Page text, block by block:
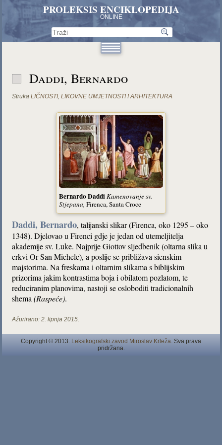
PROLEKSIS ENCIKLOPEDIJA
ONLINE
Daddi, Bernardo
Struka LIČNOSTI,LIKOVNE UMJETNOSTI I ARHITEKTURA
Bernardo DaddiKamenovanje sv.
Stjepana, Firenca, Santa Croce
Daddi, Bernardo, talijanski slikar (Firenca, oko 1295 – oko
1348). Djelovao u Firenci gdje je jedan od utemeljitelja
akademije sv. Luke. Najprije Giottov sljedbenik (oltarna slika u
crkvi Or San Michele), a poslije se približava sienskim
majstorima. Na freskama i oltarnim slikama s biblijskim
prizorima jakim kontrastima boja i obilatom pozlatom, te
reduciranim planovima, nastoji se osloboditi tradicionalnih
shema(Raspeće).
Ažurirano: 2. lipnja 2015.
Copyright © 2013. Leksikografski zavod Miroslav Krleža . Sva prava
pridržana.